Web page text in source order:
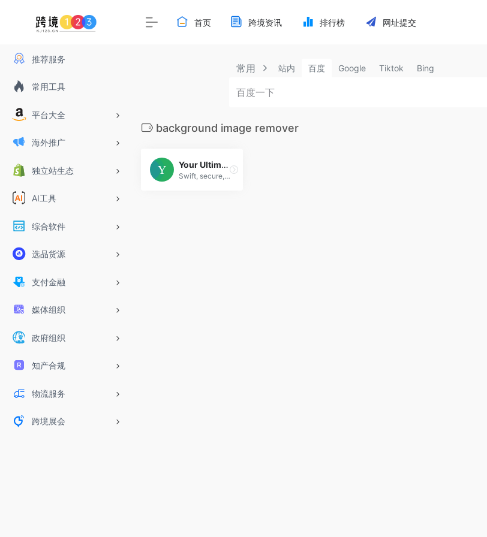
推荐服务
常用工具
平台大全
海外推广
独立站生态
AI工具
综合软件
选品货源
支付金融
媒体组织
政府组织
知产合规
物流服务
跨境展会
首页 跨境资讯 排行榜 网址提交
常用 站内 百度 Google Tiktok Bing
background image remover
Your Ultimate File Converter
Swift, secure, and hassle-free file conversion at FileConv. Explore our tools fo